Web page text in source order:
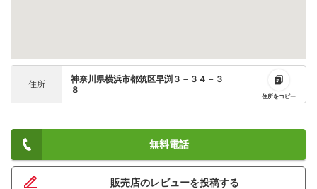
住所
神奈川県横浜市都筑区早渕３－３４－３
８
住所をコピー
無料電話
販売店のレビューを投稿する